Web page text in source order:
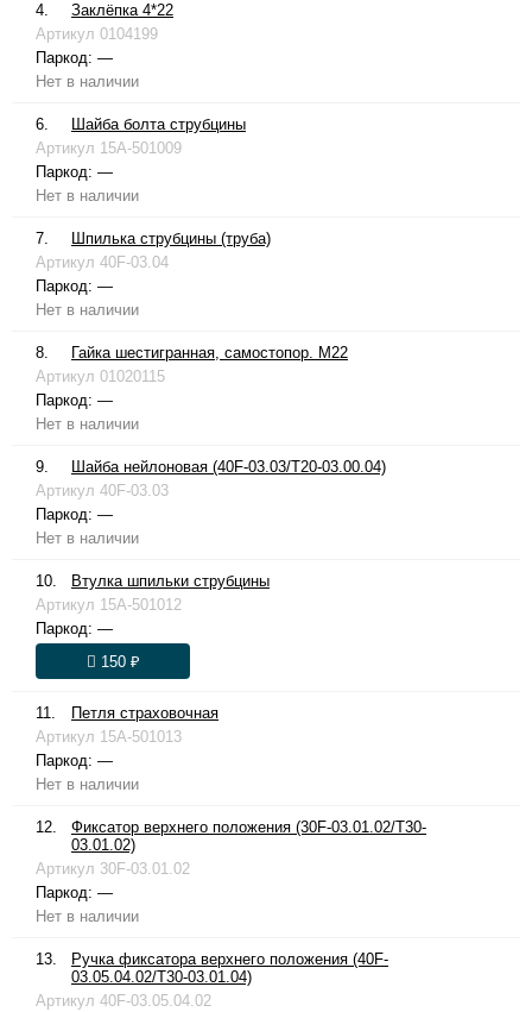
4.
Заклёпка 4*22
Артикул 0104199
Паркод: —
Нет в наличии
6.
Шайба болта струбцины
Артикул 15A-501009
Паркод: —
Нет в наличии
7.
Шпилька струбцины (труба)
Артикул 40F-03.04
Паркод: —
Нет в наличии
8.
Гайка шестигранная, самостопор. М22
Артикул 01020115
Паркод: —
Нет в наличии
9.
Шайба нейлоновая (40F-03.03/T20-03.00.04)
Артикул 40F-03.03
Паркод: —
Нет в наличии
10.
Втулка шпильки струбцины
Артикул 15A-501012
Паркод: —
150 ₽
11.
Петля страховочная
Артикул 15A-501013
Паркод: —
Нет в наличии
12.
Фиксатор верхнего положения (30F-03.01.02/T30-
03.01.02)
Артикул 30F-03.01.02
Паркод: —
Нет в наличии
13.
Ручка фиксатора верхнего положения (40F-
03.05.04.02/T30-03.01.04)
Артикул 40F-03.05.04.02